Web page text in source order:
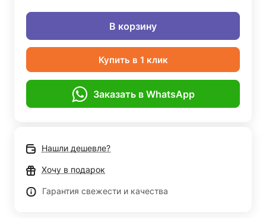
В корзину
Купить в 1 клик
Заказать в WhatsApp
Нашли дешевле?
Хочу в подарок
Гарантия свежести и качества